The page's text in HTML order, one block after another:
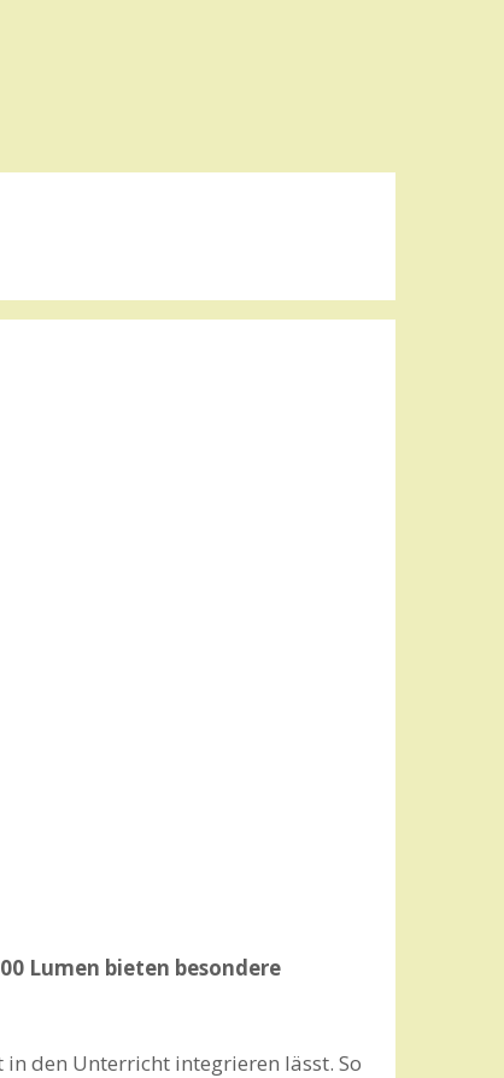
Lumen bieten besondere
den Unterricht integrieren lässt. So